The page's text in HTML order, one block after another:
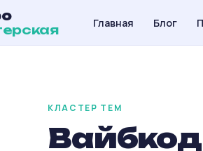
Главная Блог
КЛАСТЕР ТЕМ